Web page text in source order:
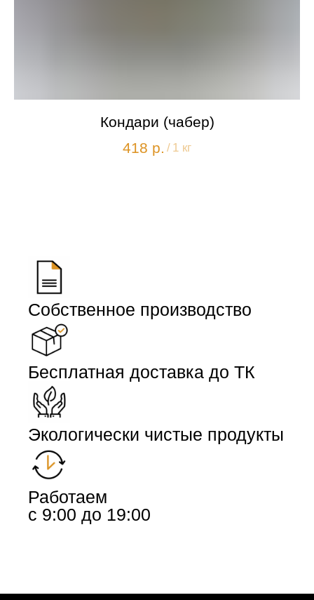
Кондари (чабер)
418 р. / 1 кг
Собственное производство
Бесплатная доставка до ТК
Экологически чистые продукты
Работаем
с 9:00 до 19:00